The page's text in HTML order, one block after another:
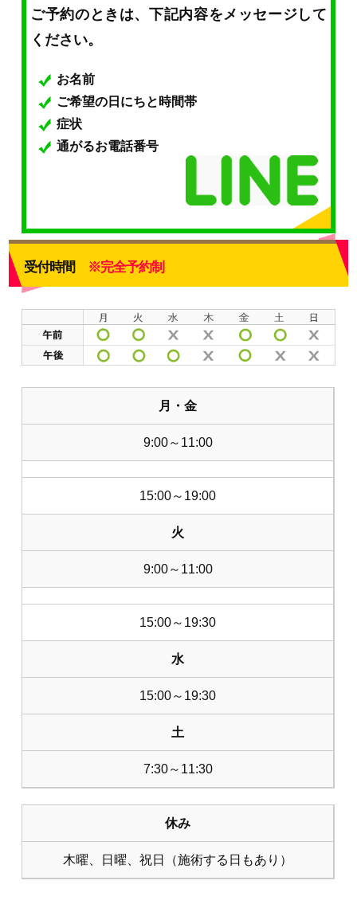
ご予約のときは、下記内容をメッセージして
ください。
お名前
ご希望の日にちと時間帯
症状
通がるお電話番号
受付時間 ※完全予約制
月・金
9:00～11:00
15:00～19:00
火
9:00～11:00
15:00～19:30
水
15:00～19:30
土
7:30～11:30
休み
木曜、日曜、祝日（施術する日もあり）